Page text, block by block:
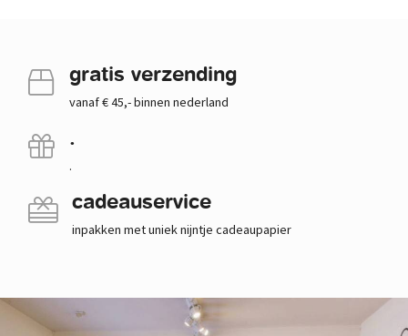
gratis verzending
vanaf € 45,- binnen nederland
.
.
cadeauservice
inpakken met uniek nijntje cadeaupapier